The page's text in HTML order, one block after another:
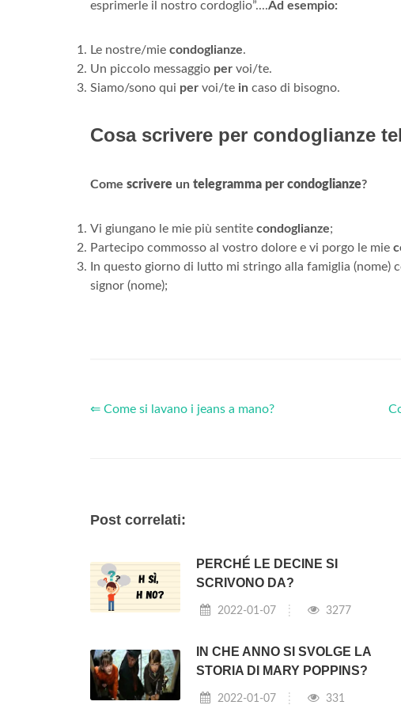
esprimerle il nostro cordoglio”....Ad esempio:
Le nostre/mie condoglianze.
Un piccolo messaggio per voi/te.
Siamo/sono qui per voi/te in caso di bisogno.
Cosa scrivere per condoglianze
Come scrivere un telegramma per condoglianze?
Vi giungano le mie più sentite condoglianze;
Partecipo commosso al vostro dolore e vi porgo le mie
In questo giorno di lutto mi stringo alla famiglia
signor (nome);
⇐ Come si lavano i jeans a mano?
Post correlati:
PERCHÉ LE DECINE SI
SCRIVONO DA?
2022-01-07 3277
IN CHE ANNO SI SVOLGE LA
STORIA DI MARY POPPINS?
2022-01-07 331